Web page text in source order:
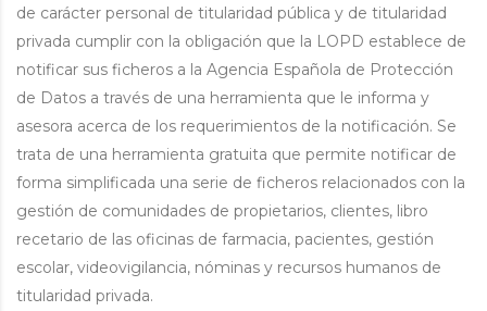
de carácter personal de titularidad pública y de titularidad
privada cumplir con la obligación que la LOPD establece de
notificar sus ficheros a la Agencia Española de Protección
de Datos a través de una herramienta que le informa y
asesora acerca de los requerimientos de la notificación. Se
trata de una herramienta gratuita que permite notificar de
forma simplificada una serie de ficheros relacionados con la
gestión de comunidades de propietarios, clientes, libro
recetario de las oficinas de farmacia, pacientes, gestión
escolar, videovigilancia, nóminas y recursos humanos de
titularidad privada.